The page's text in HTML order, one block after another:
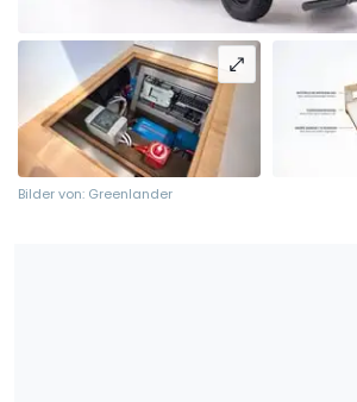
Bilder von: Greenlander